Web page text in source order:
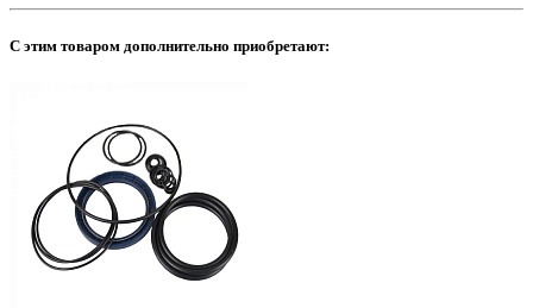
C этим товаром дополнительно приобретают: